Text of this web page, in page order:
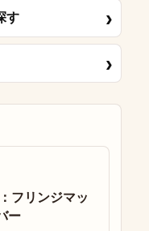
す ›
›
フリンジマッ
ー